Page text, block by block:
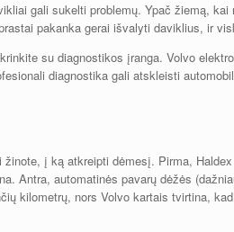
gali sukelti problemų. Ypač žiemą, kai
pakanka gerai išvalyti daviklius, ir
su diagnostikos įranga. Volvo
diagnostika gali atskleisti
į ką atkreipti dėmesį. Pirma,
Antra, automatinės pavarų dėžės
kilometrų, nors Volvo kartais tvirtina,